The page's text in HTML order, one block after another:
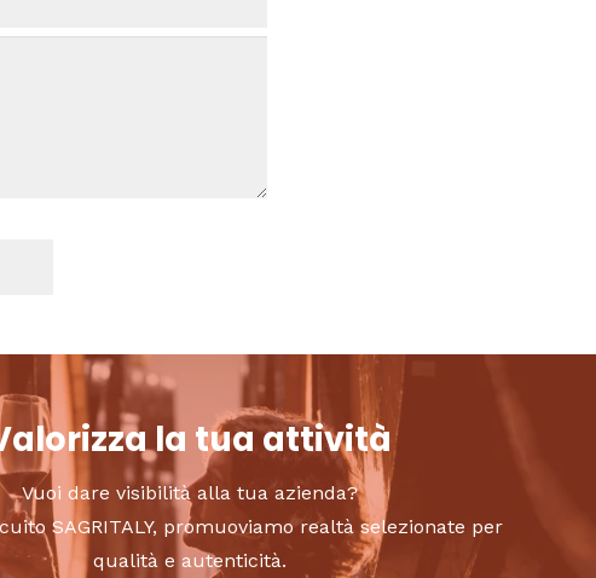
la tua attività
Vuoi dare visibilità alla tua azienda?
SAGRITALY, promuoviamo realtà selezionate per
qualità e autenticità.